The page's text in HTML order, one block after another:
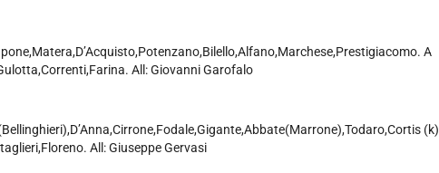
A
All: Giovanni Garofalo
(k)
All: Giuseppe Gervasi